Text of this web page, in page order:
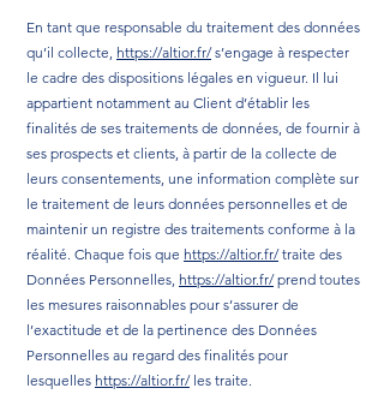
En tant que responsable du traitement des données
qu’il collecte, https://altior.fr/s’engage à respecter
le cadre des dispositions légales en vigueur. Il lui
appartient notamment au Client d’établir les
finalités de ses traitements de données, de fournir à
ses prospects et clients, à partir de la collecte de
leurs consentements, une information complète sur
le traitement de leurs données personnelles et de
maintenir un registre des traitements conforme à la
réalité. Chaque fois que https://altior.fr/traite des
Données Personnelles, https://altior.fr/prend toutes
les mesures raisonnables pour s’assurer de
l’exactitude et de la pertinence des Données
Personnelles au regard des finalités pour
lesquelles https://altior.fr/les traite.